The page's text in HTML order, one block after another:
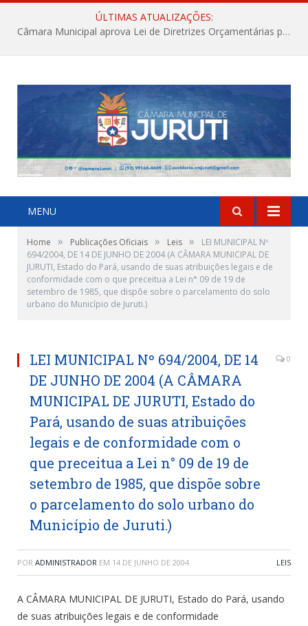
ÚLTIMAS ATUALIZAÇÕES:
Câmara Municipal aprova Lei de Diretrizes Orçamentárias para o exercício financeiro de 2027
MENU
Home » Publicações Oficiais » Leis »
LEI MUNICIPAL Nº
694/2004, DE 14 DE JUNHO DE 2004 (A CÂMARA MUNICIPAL DE
JURUTI, Estado do Pará, usando de suas atribuições legais e de
conformidade com o que preceitua a Lei n° 09 de 19 de
setembro de 1985, que dispõe sobre o parcelamento do solo
urbano do Município de Juruti.)
LEI MUNICIPAL Nº 694/2004, DE 14
DE JUNHO DE 2004 (A CÂMARA
MUNICIPAL DE JURUTI, Estado do
Pará, usando de suas atribuições
legais e de conformidade com o
que preceitua a Lei n° 09 de 19 de
setembro de 1985, que dispõe sobre
o parcelamento do solo urbano do
Município de Juruti.)
0
POR ADMINISTRADOR EM 14 DE JUNHO DE 2004 LEIS
A CÂMARA MUNICIPAL DE JURUTI, Estado do Pará, usando
de suas atribuições legais e de conformidade